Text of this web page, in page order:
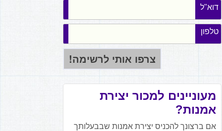
דוא"ל
טלפון
מעוניינים למכור יצירת
אמנות?
אם ברצונך להכניס יצירת אמנות שבבעלותך